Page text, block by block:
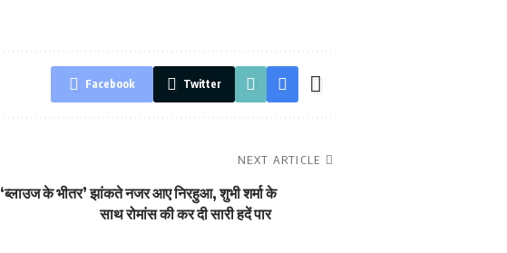
Facebook Twitter
NEXT ARTICLE
‘ब्लाउज के भीतर’ झांकते नजर आए निरहुआ, शुभी शर्मा के
साथ रोमांस की कर दी सारी हदें पार